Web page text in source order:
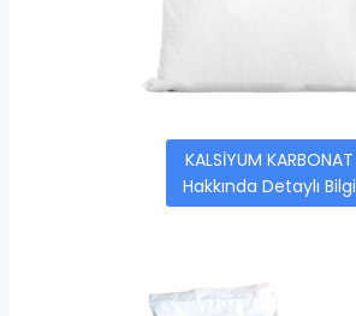
KALSİYUM KARBONAT
Hakkında Detaylı Bilgi